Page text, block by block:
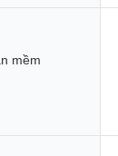
mềm